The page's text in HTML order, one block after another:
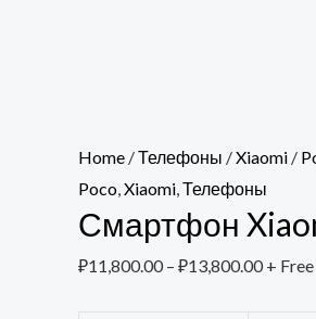
Home /Телефоны /Xiaomi /
Poco,Xiaomi,Телефоны
Смартфон
₽11,800.00– ₽13,800.00 +